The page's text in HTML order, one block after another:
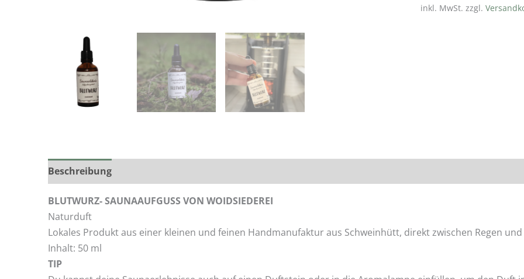
inkl. MwSt. zzgl.
Beschreibung
BLUTWURZ- SAUNAAUFGUSS VON WOIDSIEDEREI
Naturduft
Lokales Produktaus einer kleinen und feinen Handmanufaktur aus Schweinhütt, direkt zwischen Regen und
Inhalt: 50 ml
TIP